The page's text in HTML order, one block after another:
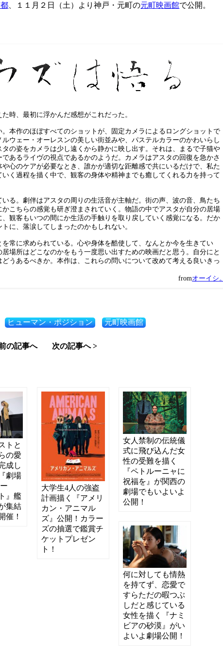
、１１月２日（土）より神戸・元町の元町映画館で公開。
時、最初に浮かんだ感想がこれだった。
本作のほぼすべてのショットが、固定カメラによるロングショットで
ウェー・オーレスンの美しい街並みや、パステルカラーのかわいらし
の姿をカメラは少し遠くから静かに映し出す。それは、まるで子猫や
あるライヴの視点であるかのようだ。カメラはアスタの回復を急かさ
心のケアが必要なとき、誰かが適切な距離感で共にいるだけで、私た
く過程を描く中で、観客の身体や精神までも癒してくれる力を持って
る。劇伴はアスタの周りの生活音が主軸だ。街の声、波の音、鳥たち
こちらの感覚も研ぎ澄まされていく。物語の中でアスタが自分の居場
観客もいつの間にか生活の手触りを取り戻していく感覚になる。だか
に、落涙してしまったのかもしれない。
常に求められている。心や身体を酷使して、なんとか今を生きてい
場所はどこなのかをもう一度思い出すための映画だと思う。自分にと
うあるべきか。本作は、これらの問いについて改めて考える良いきっ
fromオーイシ。
ヒューマン・ポジション 元町映画館
の記事へ 次の記事へ >
トと
の愛
成し
劇場
』艦
集結
催！
大学生4人の強盗
計画描く『アメリ
カン・アニマル
ズ』公開！カラー
ズの抽選で鑑賞チ
ケットプレゼン
ト！
女人禁制の伝統儀
式に飛び込んだ女
性の受難を描く
『ペトルーニャに
祝福を』が関西の
劇場でもいよいよ
公開！
何に対しても情熱
を持てず、恋愛で
すらただの暇つぶ
しだと感じている
女性を描く『ナミ
ビアの砂漠』がい
よいよ劇場公開！